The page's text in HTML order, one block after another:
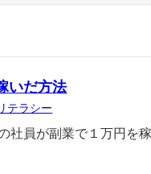
いだ方法
テラシー
員が副業で１万円を